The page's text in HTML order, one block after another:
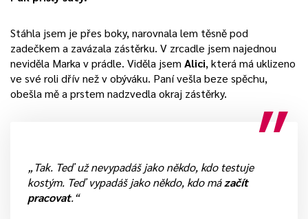
Stáhla jsem je přes boky, narovnala lem těsně pod
zadečkem a zavázala zástěrku. V zrcadle jsem najednou
neviděla Marka v prádle. Viděla jsem Alici, která má uklizeno
ve své roli dřív než v obýváku. Paní vešla beze spěchu,
obešla mě a prstem nadzvedla okraj zástěrky.
„Tak. Teď už nevypadáš jako někdo, kdo testuje
kostým. Teď vypadáš jako někdo, kdo mázačít
pracovat.“